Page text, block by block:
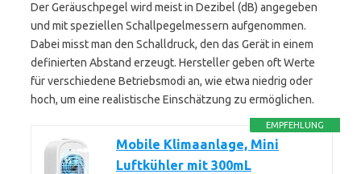
Der Geräuschpegel wird meist in Dezibel (dB) angegeben
und mit speziellen Schallpegelmessern aufgenommen.
Dabei misst man den Schalldruck, den das Gerät in einem
definierten Abstand erzeugt. Hersteller geben oft Werte
für verschiedene Betriebsmodi an, wie etwa niedrig oder
hoch, um eine realistische Einschätzung zu ermöglichen.
EMPFEHLUNG
Mobile Klimaanlage, Mini
Luftkühler mit 300mL